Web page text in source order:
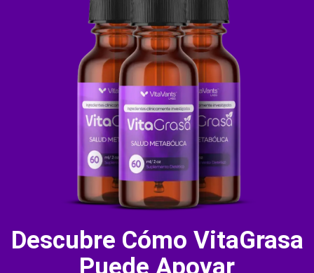
Descubre Cómo VitaGrasa
Puede Apoyar